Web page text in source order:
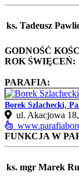
ks. Tadeusz
GODNOŚĆ
ROK ŚWIĘCEŃ:
PARAFIA:
Borek Szlachecki,
ul. Akacjowa
FUNKCJA W
ks. mgr Marek